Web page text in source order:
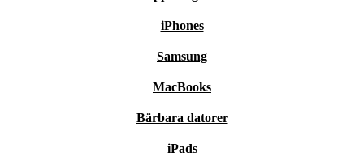
iPhones
Samsung
MacBooks
Bärbara datorer
iPads